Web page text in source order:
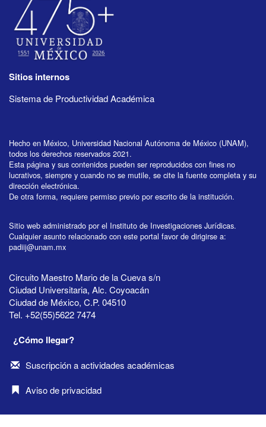
Sitios internos
Sistema de Productividad Académica
Hecho en México, Universidad Nacional Autónoma de México (UNAM),
todos los derechos reservados 2021.
Esta página y sus contenidos pueden ser reproducidos con fines no
lucrativos, siempre y cuando no se mutile, se cite la fuente completa y su
dirección electrónica.
De otra forma, requiere permiso previo por escrito de la institución.
Sitio web administrado por el Instituto de Investigaciones Jurídicas.
Cualquier asunto relacionado con este portal favor de dirigirse a:
padiij@unam.mx
Circuito Maestro Mario de la Cueva s/n
Ciudad Universitaria, Alc. Coyoacán
Ciudad de México, C.P. 04510
Tel. +52(55)5622 7474
¿Cómo llegar?
Suscripción a actividades académicas
Aviso de privacidad